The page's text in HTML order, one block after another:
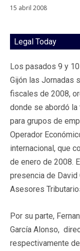
15 abril 2008
Legal Today
Los pasados 9 y
Gijón las Jornadas
fiscales de 2008,
donde se abordó
para grupos de
Operador
internacional, que
de enero de 2008.
presencia de
Asesores
Por su parte,
García Alonso,
respectivamente